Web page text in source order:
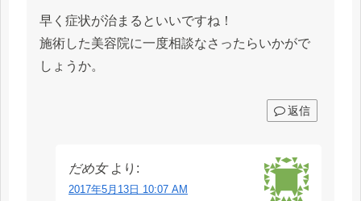
早く症状が治まるといいですね！
施術した美容院に一度相談なさったらいかがで
しょうか。
返信
だめ女 より:
2017年5月13日 10:07 AM